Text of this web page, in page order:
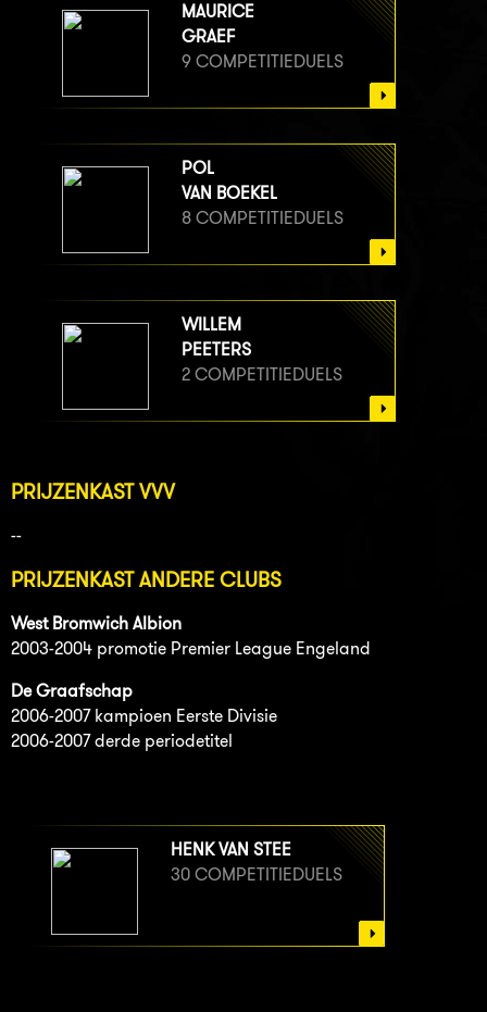
MAURICE
GRAEF
9 COMPETITIEDUELS
POL
VAN BOEKEL
8 COMPETITIEDUELS
WILLEM
PEETERS
2 COMPETITIEDUELS
PRIJZENKAST VVV
--
PRIJZENKAST ANDERE CLUBS
West Bromwich Albion
2003-2004 promotie Premier League Engeland
De Graafschap
2006-2007 kampioen Eerste Divisie
2006-2007 derde periodetitel
HENK VAN STEE
30 COMPETITIEDUELS